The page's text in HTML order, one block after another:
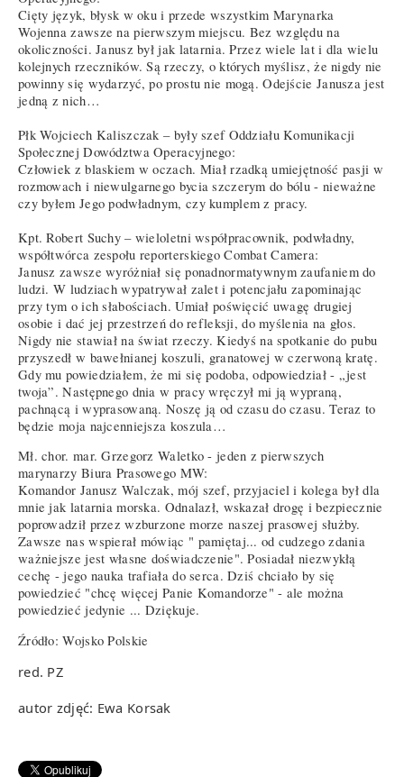
Cięty język, błysk w oku i przede wszystkim Marynarka
Wojenna zawsze na pierwszym miejscu. Bez względu na
okoliczności. Janusz był jak latarnia. Przez wiele lat i dla wielu
kolejnych rzeczników. Są rzeczy, o których myślisz, że nigdy nie
powinny się wydarzyć, po prostu nie mogą. Odejście Janusza jest
jedną z nich…
Płk Wojciech Kaliszczak – były szef Oddziału Komunikacji
Społecznej Dowództwa Operacyjnego:
Człowiek z blaskiem w oczach. Miał rzadką umiejętność pasji w
rozmowach i niewulgarnego bycia szczerym do bólu - nieważne
czy byłem Jego podwładnym, czy kumplem z pracy.
Kpt. Robert Suchy – wieloletni współpracownik, podwładny,
współtwórca zespołu reporterskiego Combat Camera:
Janusz zawsze wyróżniał się ponadnormatywnym zaufaniem do
ludzi. W ludziach wypatrywał zalet i potencjału zapominając
przy tym o ich słabościach. Umiał poświęcić uwagę drugiej
osobie i dać jej przestrzeń do refleksji, do myślenia na głos.
Nigdy nie stawiał na świat rzeczy. Kiedyś na spotkanie do pubu
przyszedł w bawełnianej koszuli, granatowej w czerwoną kratę.
Gdy mu powiedziałem, że mi się podoba, odpowiedział - „jest
twoja”. Następnego dnia w pracy wręczył mi ją wypraną,
pachnącą i wyprasowaną. Noszę ją od czasu do czasu. Teraz to
będzie moja najcenniejsza koszula…
Mł. chor. mar. Grzegorz Waletko - jeden z pierwszych
marynarzy Biura Prasowego MW:
Komandor Janusz Walczak, mój szef, przyjaciel i kolega był dla
mnie jak latarnia morska. Odnalazł, wskazał drogę i bezpiecznie
poprowadził przez wzburzone morze naszej prasowej służby.
Zawsze nas wspierał mówiąc " pamiętaj... od cudzego zdania
ważniejsze jest własne doświadczenie". Posiadał niezwykłą
cechę - jego nauka trafiała do serca. Dziś chciało by się
powiedzieć "chcę więcej Panie Komandorze" - ale można
powiedzieć jedynie ... Dziękuje.
Źródło: Wojsko Polskie
red. PZ
autor zdjęć: Ewa Korsak